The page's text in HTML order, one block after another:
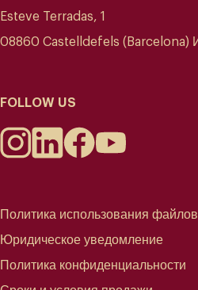
Esteve Terradas, 1
08860 Castelldefels (Barcelona)
FOLLOW US
Политика использования
Юридическое уведомление
Политика конфиденциальности